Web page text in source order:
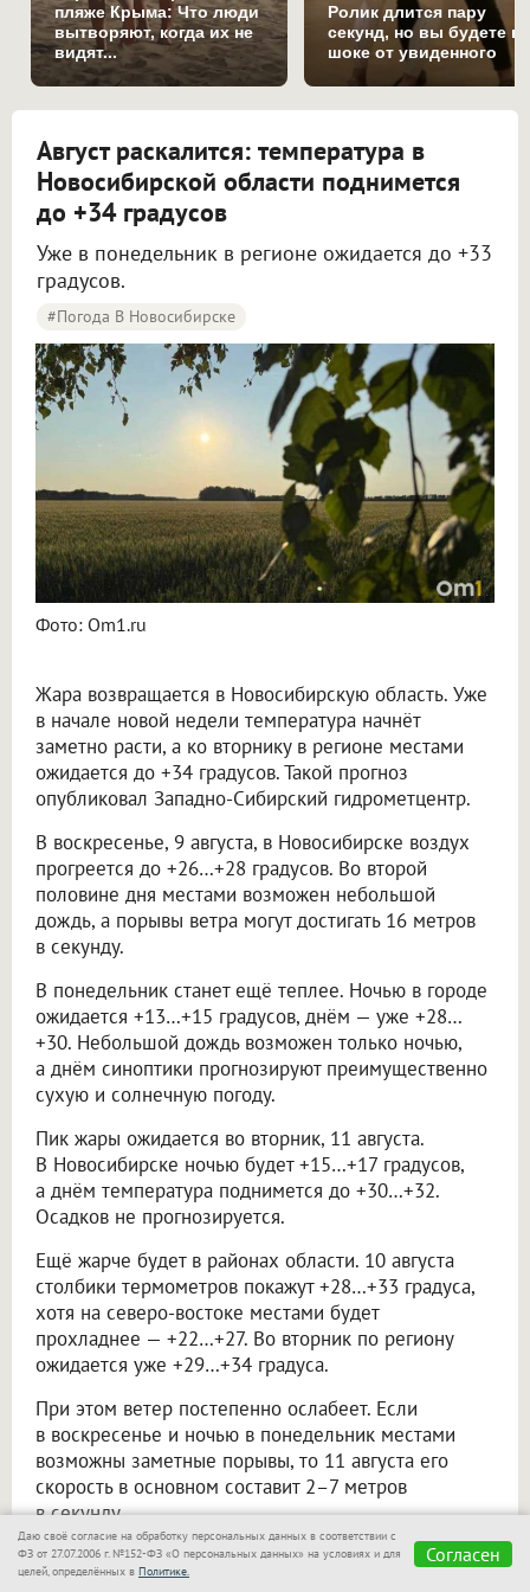
пляже Крыма: Что люди
вытворяют, когда их не
видят...
Ролик длится пару
секунд, но вы будете в
шоке от увиденного
Август раскалится: температура в
Новосибирской области поднимется
до +34 градусов
Уже в понедельник в регионе ожидается до +33
градусов.
#Погода В Новосибирске
Фото: Om1.ru
Жара возвращается в Новосибирскую область. Уже
в начале новой недели температура начнёт
заметно расти, а ко вторнику в регионе местами
ожидается до +34 градусов. Такой прогноз
опубликовал Западно-Сибирский гидрометцентр.
В воскресенье, 9 августа, в Новосибирске воздух
прогреется до +26…+28 градусов. Во второй
половине дня местами возможен небольшой
дождь, а порывы ветра могут достигать 16 метров
в секунду.
В понедельник станет ещё теплее. Ночью в городе
ожидается +13…+15 градусов, днём — уже +28…
+30. Небольшой дождь возможен только ночью,
а днём синоптики прогнозируют преимущественно
сухую и солнечную погоду.
Пик жары ожидается во вторник, 11 августа.
В Новосибирске ночью будет +15…+17 градусов,
а днём температура поднимется до +30…+32.
Осадков не прогнозируется.
Ещё жарче будет в районах области. 10 августа
столбики термометров покажут +28…+33 градуса,
хотя на северо-востоке местами будет
прохладнее — +22…+27. Во вторник по региону
ожидается уже +29…+34 градуса.
При этом ветер постепенно ослабеет. Если
в воскресенье и ночью в понедельник местами
возможны заметные порывы, то 11 августа его
скорость в основном составит 2–7 метров
в секунду.
Не пропускайте
Даю своё согласие на обработку персональных данных в соответствии с
ФЗ от 27.07.2006 г. №152-ФЗ «О персональных данных» на условиях и для
целей, определённых в Политике.
Согласен